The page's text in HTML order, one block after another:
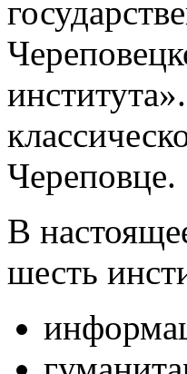
Череповце.
В
шесть